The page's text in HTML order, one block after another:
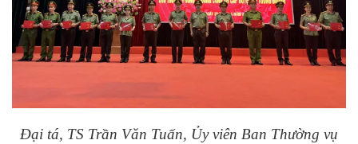
Đại tá, TS Trần Văn Tuấn, Ủy viên Ban Thường vụ